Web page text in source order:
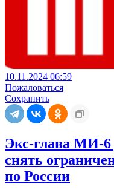
10.11.2024 06:59
Пожаловаться
Сохранить
Экс-глава МИ-
снять
по России